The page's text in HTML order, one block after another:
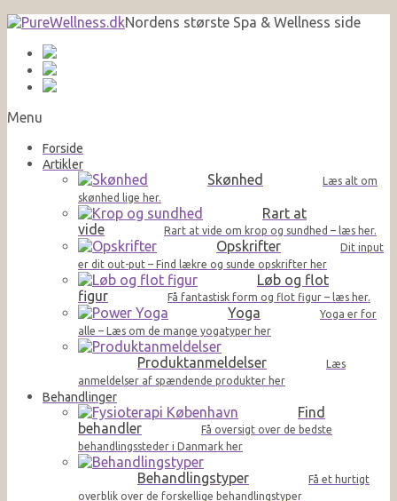
Nordens største Spa & Wellness side
Menu
Forside
Artikler
Skønhed
Læs alt om
skønhed lige her.
Rart at
vide
Rart at vide om krop og sundhed – læs her.
Opskrifter
Dit input
er dit out-put – Find lækre og sunde opskrifter her
Løb og flot
figur
Få fantastisk form og flot figur – læs her.
Yoga
Yoga er for
alle – Læs om de mange yogatyper her
Produktanmeldelser
Læs
anmeldelser af spændende produkter her
Behandlinger
Find
behandler
Få oversigt over de bedste
behandlingssteder i Danmark her
Behandlingstyper
Få et hurtigt
overblik over de forskellige behandlingstyper